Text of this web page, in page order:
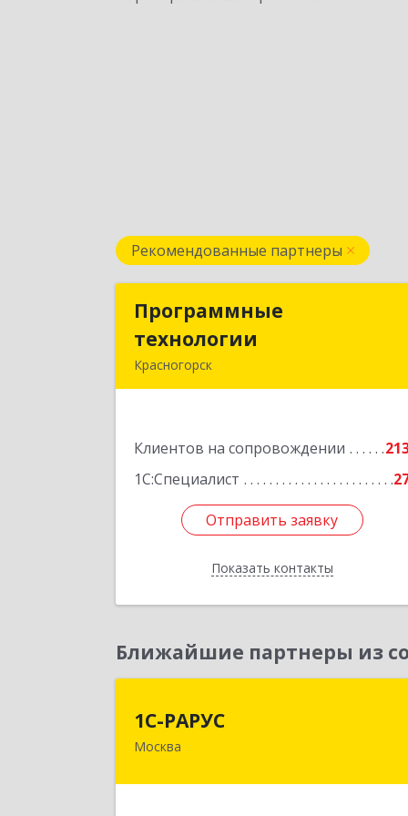
Рекомендованные партнеры
Программные
технологии
Красногорск
Клиентов на сопровождении
1С:Специалист
Отправить заявку
Показать контакты
Программные
Отправить заявку
Назад
Ближайшие партнеры из
1С-РАРУС
Москва127434, Москва г, Дмитровское ш,